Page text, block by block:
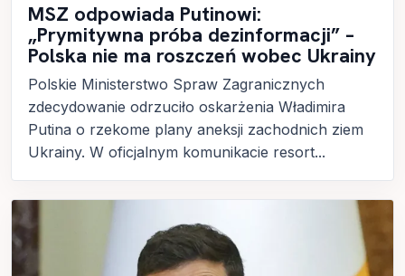
MSZ odpowiada Putinowi:
„Prymitywna próba dezinformacji” –
Polska nie ma roszczeń wobec Ukrainy
Polskie Ministerstwo Spraw Zagranicznych
zdecydowanie odrzuciło oskarżenia Władimira
Putina o rzekome plany aneksji zachodnich ziem
Ukrainy. W oficjalnym komunikacie resort...